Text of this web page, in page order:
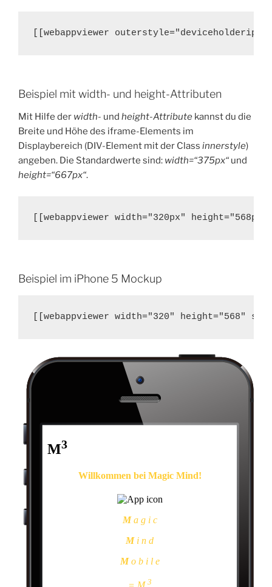
[[webappviewer
Beispiel mit width- und height-Attributen
Mit Hilfe der width- und height-Attribute kannst du die
Breite und Höhe des iframe-Elements im
Displaybereich (DIV-Element mit der Class innerstyle)
angeben. Die Standardwerte sind: width=“375px“ und
height=“667px“.
[[webappviewer width="320px"
Beispiel im iPhone 5 Mockup
[[webappviewer width="320" height="568"